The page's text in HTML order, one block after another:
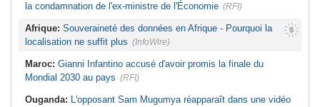
la condamnation de l'ex-ministre de l'Économie (RFI)
Afrique: Souveraineté des données en Afrique - Pourquoi la
localisation ne suffit plus (InfoWire)
Maroc: Gianni Infantino accusé d'avoir promis la finale du
Mondial 2030 au pays (RFI)
Ouganda: L'opposant Sam Mugumya réapparaît dans une vidéo